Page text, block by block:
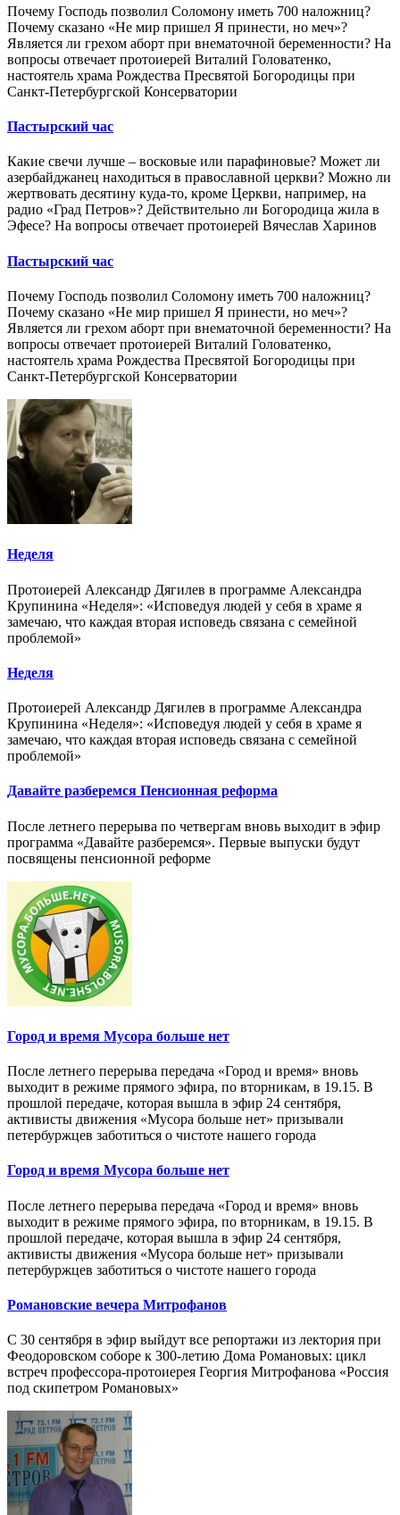
Почему Господь позволил Соломону иметь 700 наложниц?
Почему сказано «Не мир пришел Я принести, но меч»?
Является ли грехом аборт при внематочной беременности? На
вопросы отвечает протоиерей Виталий Головатенко,
настоятель храма Рождества Пресвятой Богородицы при
Санкт-Петербургской Консерватории
Пастырский час
Какие свечи лучше – восковые или парафиновые? Может ли
азербайджанец находиться в православной церкви? Можно ли
жертвовать десятину куда-то, кроме Церкви, например, на
радио «Град Петров»? Действительно ли Богородица жила в
Эфесе? На вопросы отвечает протоиерей Вячеслав Харинов
Пастырский час
Почему Господь позволил Соломону иметь 700 наложниц?
Почему сказано «Не мир пришел Я принести, но меч»?
Является ли грехом аборт при внематочной беременности? На
вопросы отвечает протоиерей Виталий Головатенко,
настоятель храма Рождества Пресвятой Богородицы при
Санкт-Петербургской Консерватории
Неделя
Протоиерей Александр Дягилев в программе Александра
Крупинина «Неделя»: «Исповедуя людей у себя в храме я
замечаю, что каждая вторая исповедь связана с семейной
проблемой»
Неделя
Протоиерей Александр Дягилев в программе Александра
Крупинина «Неделя»: «Исповедуя людей у себя в храме я
замечаю, что каждая вторая исповедь связана с семейной
проблемой»
Давайте разберемся Пенсионная реформа
После летнего перерыва по четвергам вновь выходит в эфир
программа «Давайте разберемся». Первые выпуски будут
посвящены пенсионной реформе
Город и время Мусора больше нет
После летнего перерыва передача «Город и время» вновь
выходит в режиме прямого эфира, по вторникам, в 19.15. В
прошлой передаче, которая вышла в эфир 24 сентября,
активисты движения «Мусора больше нет» призывали
петербуржцев заботиться о чистоте нашего города
Город и время Мусора больше нет
После летнего перерыва передача «Город и время» вновь
выходит в режиме прямого эфира, по вторникам, в 19.15. В
прошлой передаче, которая вышла в эфир 24 сентября,
активисты движения «Мусора больше нет» призывали
петербуржцев заботиться о чистоте нашего города
Романовские вечера Митрофанов
С 30 сентября в эфир выйдут все репортажи из лектория при
Феодоровском соборе к 300-летию Дома Романовых: цикл
встреч профессора-протоиерея Георгия Митрофанова «Россия
под скипетром Романовых»